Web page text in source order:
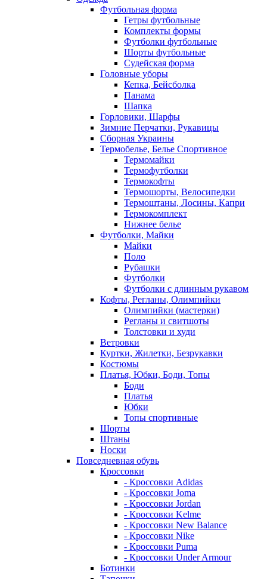
Футбольная форма
Гетры футбольные
Комплекты формы
Футболки футбольные
Шорты футбольные
Судейская форма
Головные уборы
Кепка, Бейсболка
Панама
Шапка
Горловики, Шарфы
Зимние Перчатки, Рукавицы
Сборная Украины
Термобелье, Белье Спортивное
Термомайки
Термофутболки
Термокофты
Термошорты, Велосипедки
Термоштаны, Лосины, Капри
Термокомплект
Нижнее белье
Футболки, Майки
Майки
Поло
Рубашки
Футболки
Футболки с длинным рукавом
Кофты, Регланы, Олимпийки
Олимпийки (мастерки)
Регланы и свитшоты
Толстовки и худи
Ветровки
Куртки, Жилетки, Безрукавки
Костюмы
Платья, Юбки, Боди, Топы
Боди
Платья
Юбки
Топы спортивные
Шорты
Штаны
Носки
Повседневная обувь
Кроссовки
- Кроссовки Adidas
- Кроссовки Joma
- Кроссовки Jordan
- Кроссовки Kelme
- Кроссовки New Balance
- Кроссовки Nike
- Кроссовки Puma
- Кроссовки Under Armour
Ботинки